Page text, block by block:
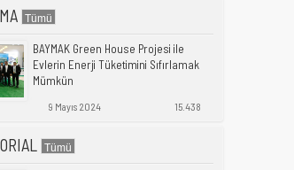
BAYMAK Green House Projesi ile
Evlerin Enerji Tüketimini Sıfırlamak
Mümkün
9 Mayıs 2024 15.438